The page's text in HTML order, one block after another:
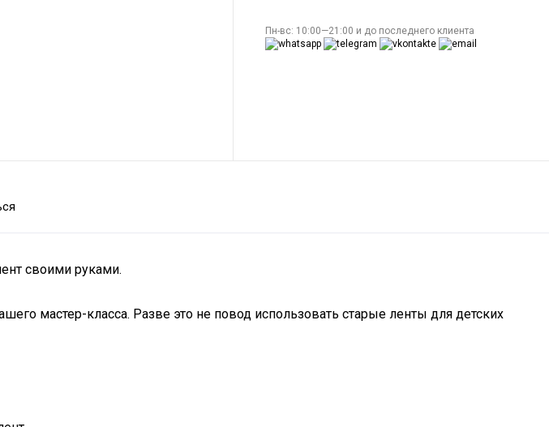
Пн-вс: 10:00—21:00 и до последнего клиента
своими руками.
мастер-класса. Разве это не повод использовать старые ленты для детских